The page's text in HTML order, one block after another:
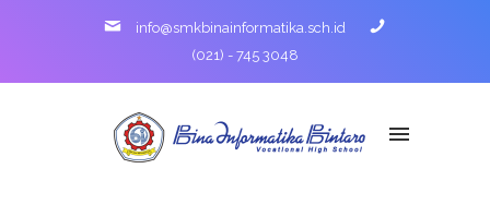
info@smkbinainformatika.sch.id
(021) - 745 3048